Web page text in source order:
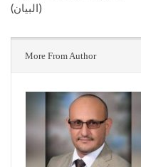
(البيان)
More From Author